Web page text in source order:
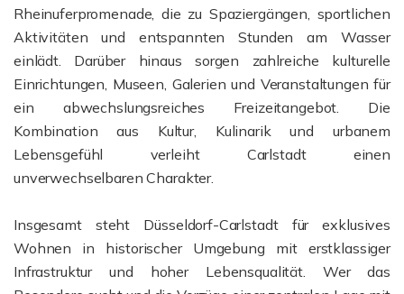
Rheinuferpromenade, die zu Spaziergängen, sportlichen
Aktivitäten und entspannten Stunden am Wasser
einlädt. Darüber hinaus sorgen zahlreiche kulturelle
Einrichtungen, Museen, Galerien und Veranstaltungen für
ein abwechslungsreiches Freizeitangebot. Die
Kombination aus Kultur, Kulinarik und urbanem
Lebensgefühl verleiht Carlstadt einen
unverwechselbaren Charakter.
Insgesamt steht Düsseldorf-Carlstadt für exklusives
Wohnen in historischer Umgebung mit erstklassiger
Infrastruktur und hoher Lebensqualität. Wer das